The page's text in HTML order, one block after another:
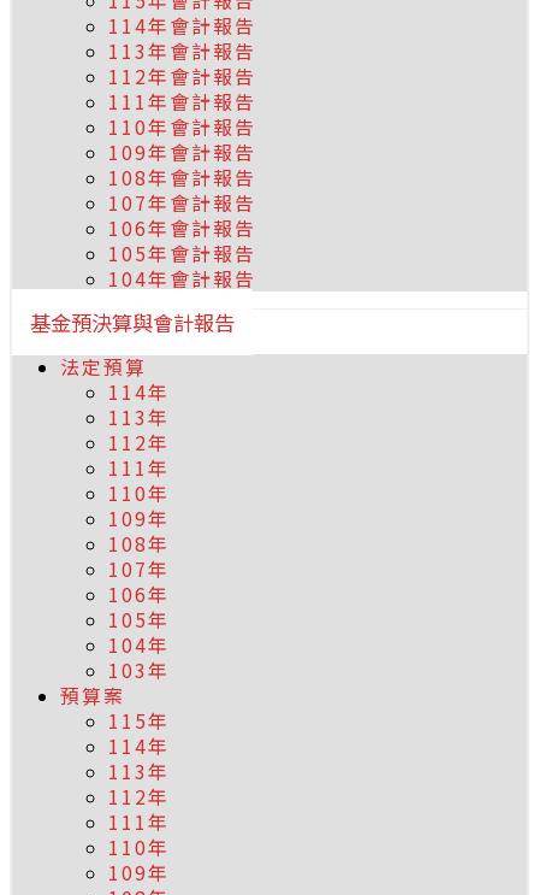
114年會計報告
113年會計報告
112年會計報告
111年會計報告
110年會計報告
109年會計報告
108年會計報告
107年會計報告
106年會計報告
105年會計報告
104年會計報告
基金預決算與會計報告
法定預算
114年
113年
112年
111年
110年
109年
108年
107年
106年
105年
104年
103年
預算案
115年
114年
113年
112年
111年
110年
109年